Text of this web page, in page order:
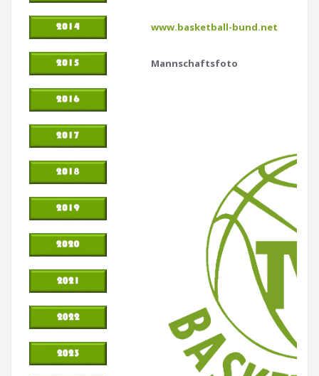
www.basketball-bund.net
Mannschaftsfoto